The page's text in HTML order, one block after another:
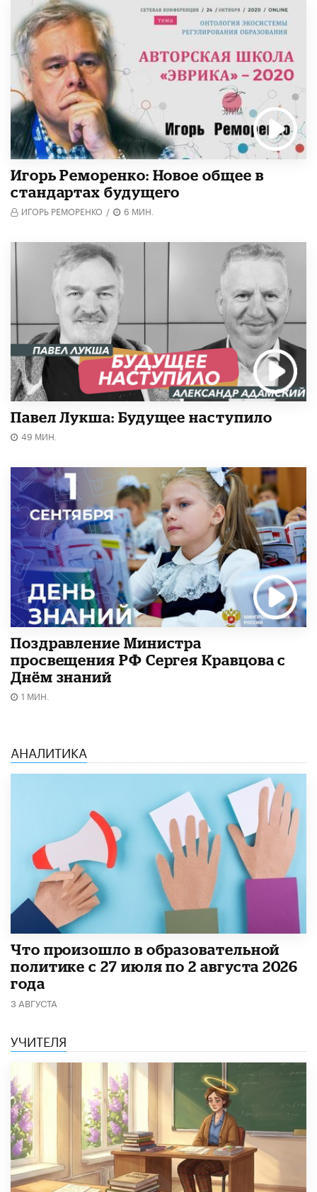
Игорь Реморенко: Новое общее в
стандартах будущего
ИГОРЬ РЕМОРЕНКО / 6 МИН.
Павел Лукша: Будущее наступило
49 МИН.
Поздравление Министра
просвещения РФ Сергея Кравцова с
Днём знаний
1 МИН.
АНАЛИТИКА
​Что произошло в образовательной
политике с 27 июля по 2 августа 2026
года
3 АВГУСТА
УЧИТЕЛЯ